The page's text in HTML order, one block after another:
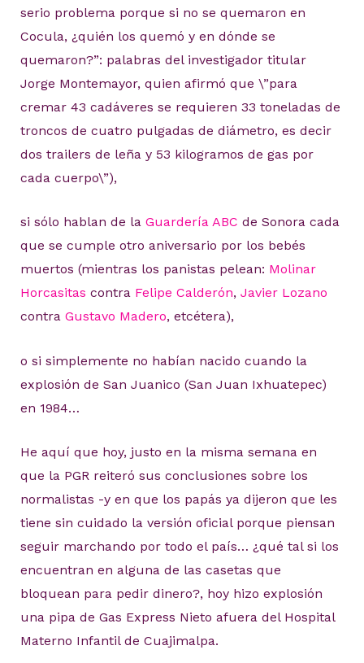
serio problema porque si no se quemaron en
Cocula, ¿quién los quemó y en dónde se
quemaron?”: palabras del investigador titular
Jorge Montemayor, quien afirmó que \”para
cremar 43 cadáveres se requieren 33 toneladas de
troncos de cuatro pulgadas de diámetro, es decir
dos trailers de leña y 53 kilogramos de gas por
cada cuerpo\”),
si sólo hablan de la Guardería ABC de Sonora cada
que se cumple otro aniversario por los bebés
muertos (mientras los panistas pelean: Molinar
Horcasitas contra Felipe Calderón, Javier Lozano
contra Gustavo Madero, etcétera),
o si simplemente no habían nacido cuando la
explosión de San Juanico (San Juan Ixhuatepec)
en 1984…
He aquí que hoy, justo en la misma semana en
que la PGR reiteró sus conclusiones sobre los
normalistas -y en que los papás ya dijeron que les
tiene sin cuidado la versión oficial porque piensan
seguir marchando por todo el país… ¿qué tal si los
encuentran en alguna de las casetas que
bloquean para pedir dinero?, hoy hizo explosión
una pipa de Gas Express Nieto afuera del Hospital
Materno Infantil de Cuajimalpa.